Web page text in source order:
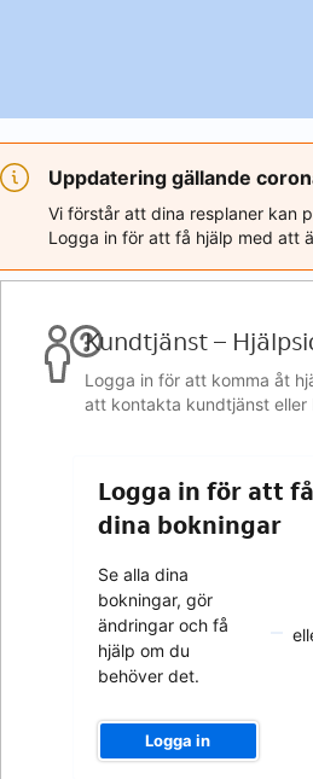
Uppdatering gällande
Vi förstår att dina resplaner kan
Logga in för att få hjälp med att
Kundtjänst –
Logga in för att komma åt
att kontakta kundtjänst eller
Logga in för att
dina bokningar
Se alla dina
bokningar, gör
ändringar och få
hjälp om du
behöver det.
Logga in